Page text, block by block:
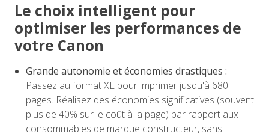
Le choix intelligent pour
optimiser les performances de
votre Canon
Grande autonomie et économies drastiques :
Passez au format XL pour imprimer jusqu'à 680
pages. Réalisez des économies significatives (souvent
plus de 40% sur le coût à la page) par rapport aux
consommables de marque constructeur, sans